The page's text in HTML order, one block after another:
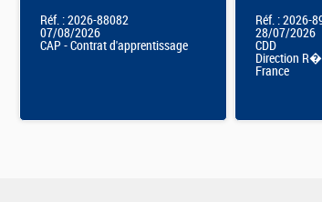
Réf. : 2026-88082
07/08/2026
CAP - Contrat d'apprentissage
Réf. : 2026-
28/07/2026
CDD
Direction
France